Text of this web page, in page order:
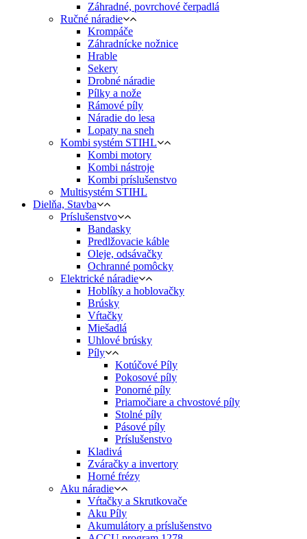
Záhradné, povrchové čerpadlá
Ručné náradie
Krompáče
Záhradnícke nožnice
Hrable
Sekery
Drobné náradie
Pílky a nože
Rámové píly
Náradie do lesa
Lopaty na sneh
Kombi systém STIHL
Kombi motory
Kombi nástroje
Kombi príslušenstvo
Multisystém STIHL
Dielňa, Stavba
Príslušenstvo
Bandasky
Predlžovacie káble
Oleje, odsávačky
Ochranné pomôcky
Elektrické náradie
Hoblíky a hoblovačky
Brúsky
Vŕtačky
Miešadlá
Uhlové brúsky
Píly
Kotúčové Píly
Pokosové píly
Ponorné píly
Priamočiare a chvostové píly
Stolné píly
Pásové píly
Príslušenstvo
Kladivá
Zváračky a invertory
Horné frézy
Aku náradie
Vŕtačky a Skrutkovače
Aku Píly
Akumulátory a príslušenstvo